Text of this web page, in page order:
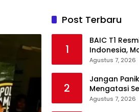
Post Terbaru
1
BAIC T1
Indonesia,
Jutaan Siap
Agustus 7, 2026
2
Jangan
Mengatasi
Agustus 7, 2026